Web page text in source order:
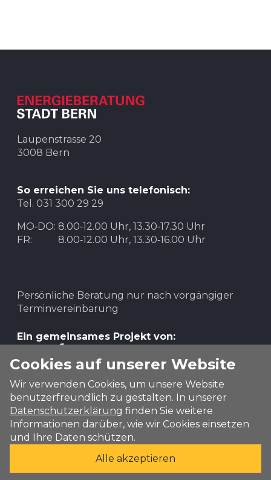
Energie sparen im Haushalt
Mobilität
Laupenstrasse 20
3008 Bern
So erreichen Sie uns telefonisch:
Tel. 031 300 29 29
MO‑DO: 8.00‑12.00 Uhr, 13.30‑17.30 Uhr
FR:
8.00‑12.00 Uhr, 13.30‑16.00 Uhr
Persönliche Beratung nur nach vorgängiger
Terminvereinbarung
Ein gemeinsames Projekt von:
Cookies auf unserer Website
Wir verwenden Cookies, um unsere Website
benutzerfreundlich zu gestalten. In unserer
Datenschutzerklärung finden Sie weitere
Informationen darüber, wie wir Cookies einsetzen
und Ihre Daten schützen.
Alle akzeptieren